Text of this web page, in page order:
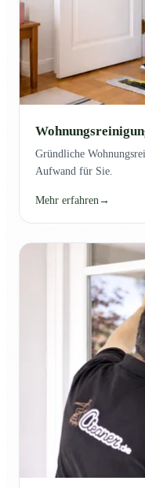
Gründliche
Aufwand für Sie.
Mehr erfahren →